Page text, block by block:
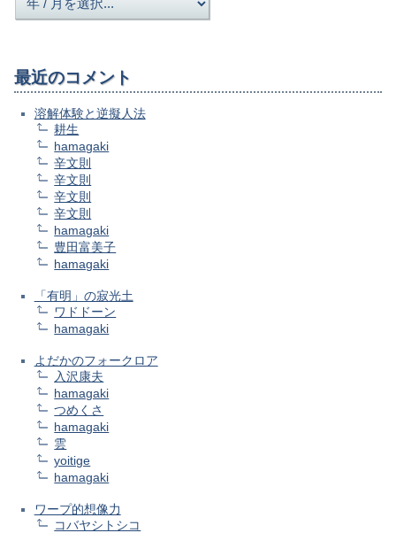
最近のコメント
溶解体験と逆擬人法
耕生
hamagaki
辛文則
辛文則
辛文則
辛文則
hamagaki
豊田富美子
hamagaki
「有明」の寂光土
ワドドーン
hamagaki
よだかのフォークロア
入沢康夫
hamagaki
つめくさ
hamagaki
雲
yoitige
hamagaki
ワープ的想像力
コバヤシトシコ